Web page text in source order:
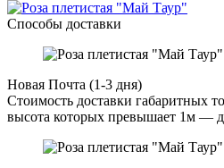
Способы доставки
Новая Почта (1-3 дня)
Стоимость доставки габаритных
высота которых превышает 1м —